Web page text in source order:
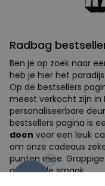
Radbag
Ben je op zoek naar
heb je hier het
Op de bestsellers
meest verkocht zijn in
personaliseerbare
bestsellers pagina is
doen voor een leuk
om onze cadeaus
punten mee.
goed in de smaak.
-10%